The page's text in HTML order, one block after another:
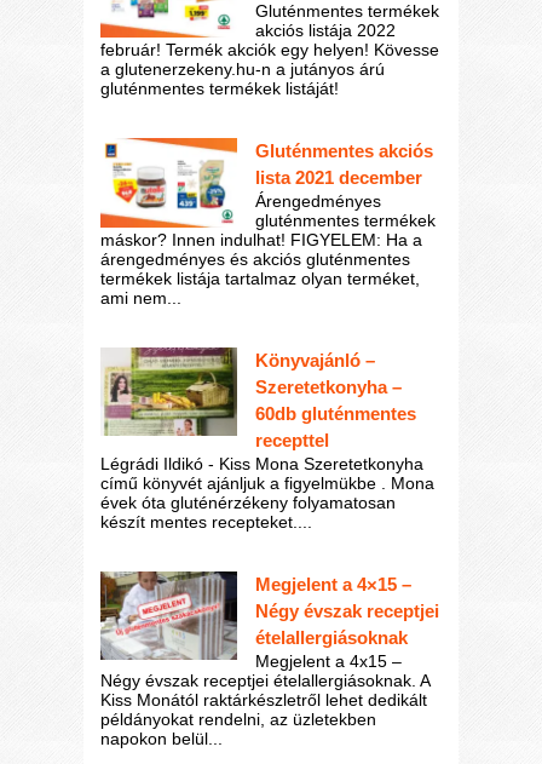
Gluténmentes termékek
akciós listája 2022
február! Termék akciók egy helyen! Kövesse
a glutenerzekeny.hu-n a jutányos árú
gluténmentes termékek listáját!
Gluténmentes akciós
lista 2021 december
Árengedményes
gluténmentes termékek
máskor? Innen indulhat! FIGYELEM: Ha a
árengedményes és akciós gluténmentes
termékek listája tartalmaz olyan terméket,
ami nem...
Könyvajánló –
Szeretetkonyha –
60db gluténmentes
recepttel
Légrádi Ildikó - Kiss Mona Szeretetkonyha
című könyvét ajánljuk a figyelmükbe . Mona
évek óta gluténérzékeny folyamatosan
készít mentes recepteket....
Megjelent a 4×15 –
Négy évszak receptjei
ételallergiásoknak
Megjelent a 4x15 –
Négy évszak receptjei ételallergiásoknak. A
Kiss Monától raktárkészletről lehet dedikált
példányokat rendelni, az üzletekben
napokon belül...